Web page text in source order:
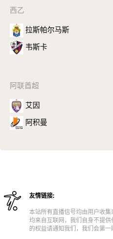
西乙
拉斯帕尔马斯
韦斯卡
阿联酋超
艾因
阿积曼
友情链接:
本站所有直播信号均由用户收
均来自互联网，我们自身不提
的权益请通知我们，我们会第一